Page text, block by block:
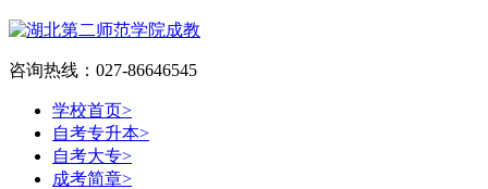
咨询热线：027-86646545
学校首页>
自考专升本>
自考大专>
成考简章>